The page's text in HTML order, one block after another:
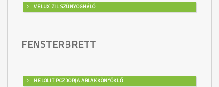
VELUX ZIL SZÚNYOGHÁLÓ
FENSTERBRETT
HELOLIT POZDORJA ABLAKKÖNYÖKLŐ